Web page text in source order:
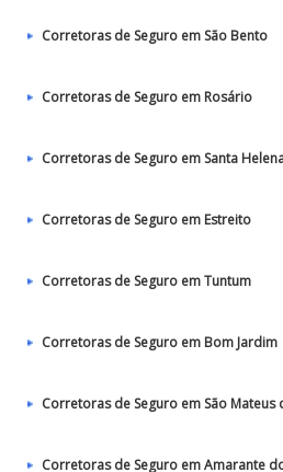
Corretoras de Seguro em São Bento
Corretoras de Seguro em Rosário
Corretoras de Seguro em Santa
Corretoras de Seguro em Estreito
Corretoras de Seguro em Tuntum
Corretoras de Seguro em Bom Jardim
Corretoras de Seguro em São Mateus
Corretoras de Seguro em Amarante